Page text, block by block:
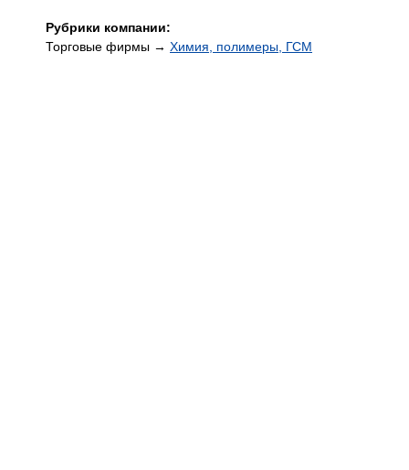
Рубрики компании:
Торговые фирмы → Химия, полимеры, ГСМ